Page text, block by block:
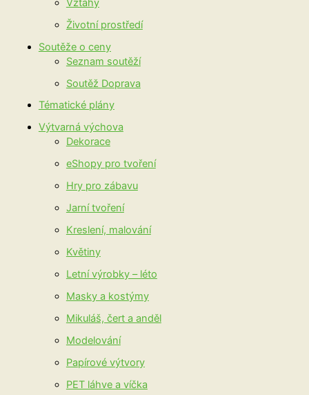
Vztahy
Životní prostředí
Soutěže o ceny
Seznam soutěží
Soutěž Doprava
Tématické plány
Výtvarná výchova
Dekorace
eShopy pro tvoření
Hry pro zábavu
Jarní tvoření
Kreslení, malování
Květiny
Letní výrobky – léto
Masky a kostýmy
Mikuláš, čert a anděl
Modelování
Papírové výtvory
PET láhve a víčka